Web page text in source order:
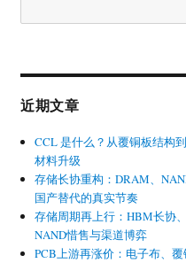
近期文章
CCL 是什么？从覆铜板结构
材料升级
存储长协重构：DRAM、
国产替代的真实节奏
存储周期再上行：HBM长协
NAND惜售与渠道博弈
PCB上游再涨价：电子布、